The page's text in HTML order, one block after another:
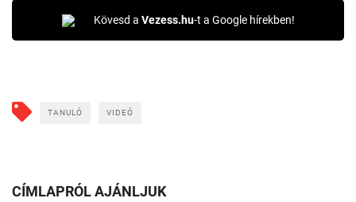
Kövesd a Vezess.hu-t a Google hírekben!
TANULÓ VIDEÓ
CÍMLAPRÓL AJÁNLJUK